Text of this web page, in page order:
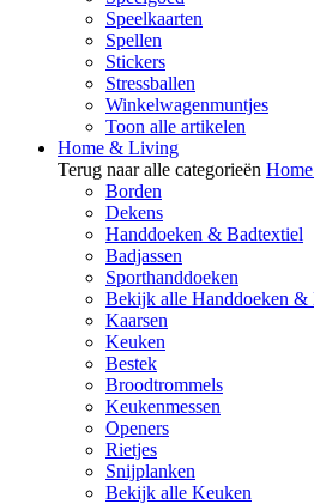
Speelkaarten
Spellen
Stickers
Stressballen
Winkelwagenmuntjes
Toon alle artikelen
Home & Living
Terug naar alle categorieën
Borden
Dekens
Handdoeken & Badtextiel
Badjassen
Sporthanddoeken
Bekijk alle Handdoeken &
Kaarsen
Keuken
Bestek
Broodtrommels
Keukenmessen
Openers
Rietjes
Snijplanken
Bekijk alle Keuken